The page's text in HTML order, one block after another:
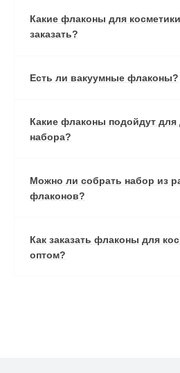
Какие флаконы для
заказать?
Есть ли вакуумные флаконы?
Какие флаконы подойдут для
набора?
Можно ли собрать набор из
флаконов?
Как заказать флаконы для
оптом?